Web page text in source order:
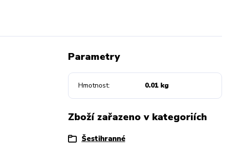
Parametry
Hmotnost 0.01 kg
Zboží zařazeno v kategoriích
Šestihranné